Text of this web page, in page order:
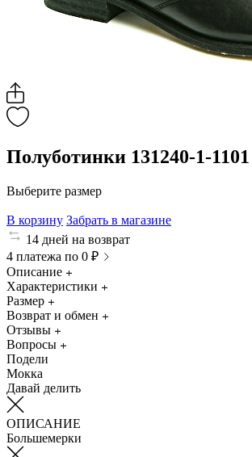
Полуботинки 131240-1-1101
Выберите размер
В корзину Забрать в магазине
14 дней на возврат
4 платежа по 0 ₽
Описание
Характеристики
Размер
Возврат и обмен
Отзывы
Вопросы
Подели
Мокка
Давай делить
ОПИСАНИЕ
Большемерки